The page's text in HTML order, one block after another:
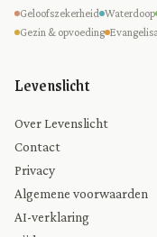
Geloofszekerheid Waterdoop
Gezin & opvoeding
Levenslicht
Over Levenslicht
Contact
Privacy
Algemene voorwaarden
AI-verklaring